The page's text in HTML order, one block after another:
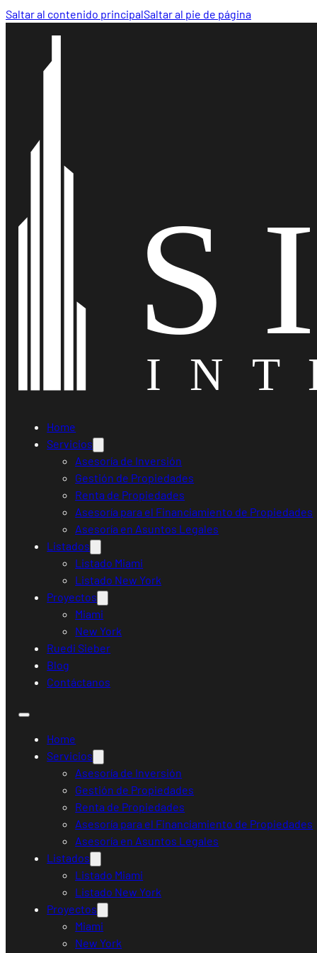
Saltar al contenido principalSaltar al pie de página
Home
Servicios
Asesoría de Inversión
Gestión de Propiedades
Renta de Propiedades
Asesoría para el Financiamiento de Propiedades
Asesoría en Asuntos Legales
Listados
Listado Miami
Listado New York
Proyectos
Miami
New York
Ruedi Sieber
Blog
Contáctanos
Home
Servicios
Asesoría de Inversión
Gestión de Propiedades
Renta de Propiedades
Asesoría para el Financiamiento de Propiedades
Asesoría en Asuntos Legales
Listados
Listado Miami
Listado New York
Proyectos
Miami
New York